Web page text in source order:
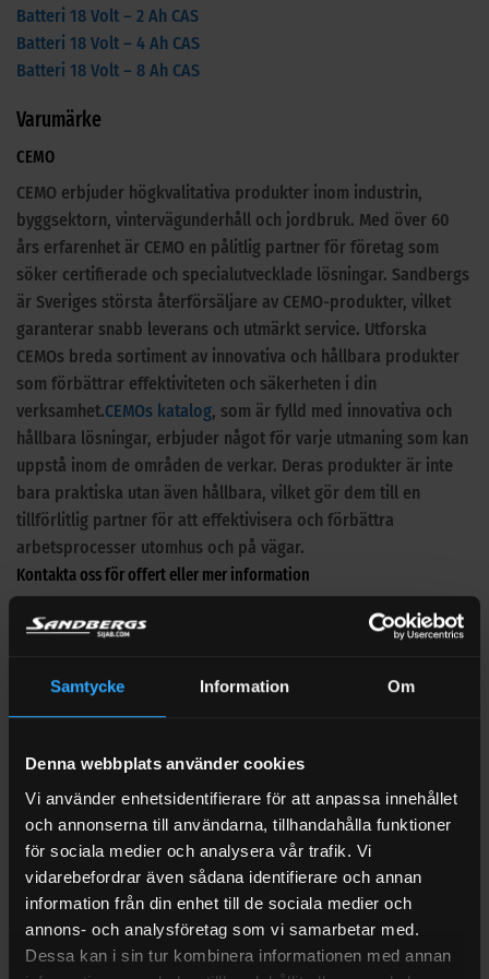
Samtycke Information Om
Denna webbplats använder cookies
Vi använder enhetsidentifierare för att anpassa innehållet
och annonserna till användarna, tillhandahålla funktioner
för sociala medier och analysera vår trafik. Vi
vidarebefordrar även sådana identifierare och annan
information från din enhet till de sociala medier och
annons- och analysföretag som vi samarbetar med.
Dessa kan i sin tur kombinera informationen med annan
Batteri 18 Volt – 2 Ah CAS
Batteri 18 Volt – 4 Ah CAS
Batteri 18 Volt – 8 Ah CAS
Varumärke
CEMO
CEMO erbjuder högkvalitativa produkter inom industrin,
byggsektorn, vintervägunderhåll och jordbruk. Med över 60
års erfarenhet är CEMO en pålitlig partner för företag som
söker certifierade och specialutvecklade lösningar. Sandbergs
är Sveriges största återförsäljare av CEMO-produkter, vilket
garanterar snabb leverans och utmärkt service. Utforska
CEMOs breda sortiment av innovativa och hållbara produkter
som förbättrar effektiviteten och säkerheten i din
verksamhet.CEMOs katalog, som är fylld med innovativa och
hållbara lösningar, erbjuder något för varje utmaning som kan
uppstå inom de områden de verkar. Deras produkter är inte
bara praktiska utan även hållbara, vilket gör dem till en
tillförlitlig partner för att effektivisera och förbättra
arbetsprocesser utomhus och på vägar.
Kontakta oss för offert eller mer information
Recensioner
Bli först med att recensera ”CEMO Batteri 18 Volt 8 Ah – CAS SYSTEM”
Ditt betyg*
Din recension *